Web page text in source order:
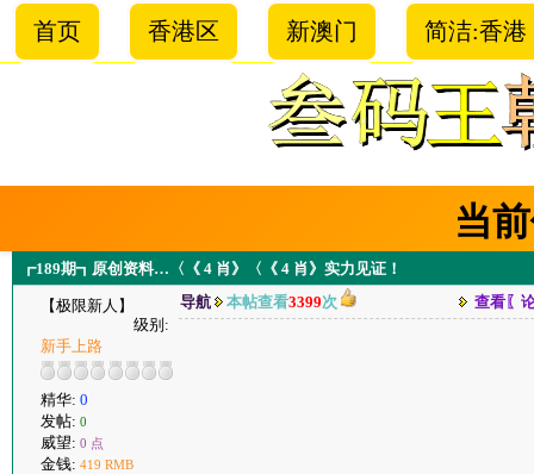
首页 香港区 新澳门 简洁:香港
当
┏189期┓原创资料…〈《 4 肖》〈《 4 肖》实力见证！
【极限新人】
级别:
新手上路
精华: 0
发帖: 0
威望: 0 点
金钱: 419 RMB
导航 本帖查看3399次 查看〖